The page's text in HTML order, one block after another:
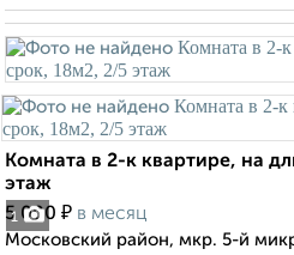
1
Комната в 2-к квартире, на
этаж
5 000 ₽ в месяц
Московский район, мкр. 5-й